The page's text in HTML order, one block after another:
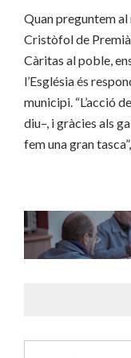
Quan preguntem
Cristòfol de
Càritas al poble,
l’Església és
municipi. “L’acció
diu–, i gràcies als
fem una gran